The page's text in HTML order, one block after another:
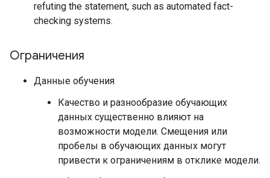
refuting the statement, such as automated fact-
checking systems.
Ограничения
Данные обучения
Качество и разнообразие обучающих
данных существенно влияют на
возможности модели. Смещения или
пробелы в обучающих данных могут
привести к ограничениям в отклике модели.